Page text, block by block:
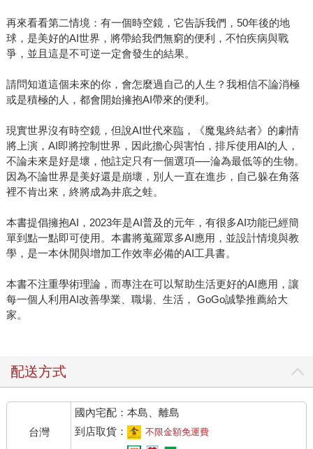
再來看看第二情境：有一個時空鏡，它告訴我們，50年後的地
球，是美好的AI世界，將帶給我們無窮的便利，不怕疾病與戰
爭，並且這是不可逆一定會發生的結果。
請問知道這個未來的你，會怎麼過自己的人生？我相信不論消極
或是積極的人，都會開始擁抱AI帶來的便利。
現實世界沒有時空鏡，但說AI世代來臨，《魔鬼終結者》的劇情
將上演，AI即將控制世界，因此擔心與害怕，排斥使用AI的人，
不論未來是好是壞，他註定只有一個選項──淪為最低等的生物。
因為不論世界是美好還是崩壞，別人一直在進步，自己躲在角落
裡不肯出來，終將成為井底之蛙。
本書提倡擁抱AI，2023年是AI普及的元年，有很多AI功能已經簡
單到點一點即可使用。本書將蒐羅眾多AI應用，並設計情境與教
學，是一本休閒與增加工作效率必備的AI工具書。
本書不注重學術理論，而專注在可以幫助生活更好的AI應用，讓
每一個人利用AI改善學業、職場、生活， GoGo誠摯推薦給大
家。
配送方式
台灣
國內宅配：本島、離島
到店取貨：
不限金額免運費